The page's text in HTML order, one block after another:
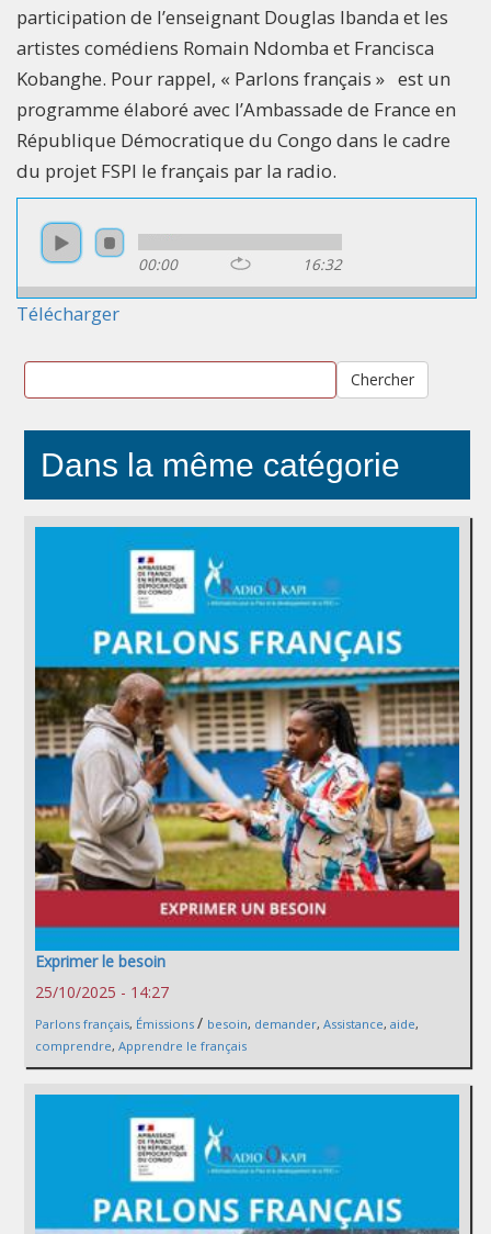
participation de l’enseignant Douglas Ibanda et les
artistes comédiens Romain Ndomba et Francisca
Kobanghe. Pour rappel, « Parlons français » est un
programme élaboré avec l’Ambassade de France en
République Démocratique du Congo dans le cadre
du projet FSPI le français par la radio.
00:00 16:32
Télécharger
Chercher
Dans la même catégorie
Exprimer le besoin
25/10/2025 - 14:27
Parlons français, Émissions / besoin, demander, Assistance, aide,
comprendre, Apprendre le français